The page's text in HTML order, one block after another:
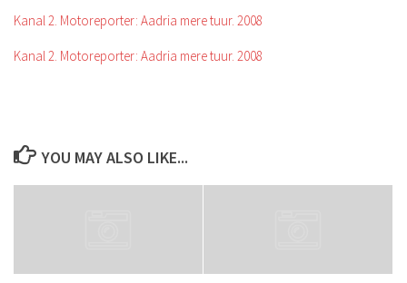
Kanal 2. Motoreporter: Aadria mere tuur. 2008
Kanal 2. Motoreporter: Aadria mere tuur. 2008
YOU MAY ALSO LIKE...